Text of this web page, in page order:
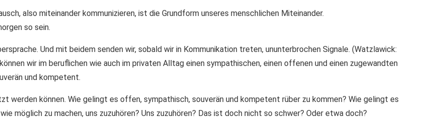
also miteinander kommunizieren, ist die Grundform unseres menschlichen Miteinander.
so sein.
. Und mit beidem senden wir, sobald wir in Kommunikation treten, ununterbrochen Signale. (Watzlawick:
wir im beruflichen wie auch im privaten Alltag einen sympathischen, einen offenen und einen zugewandten
und kompetent.
werden können. Wie gelingt es offen, sympathisch, souverän und kompetent rüber zu kommen? Wie gelingt es
möglich zu machen, uns zuzuhören? Uns zuzuhören? Das ist doch nicht so schwer? Oder etwa doch?